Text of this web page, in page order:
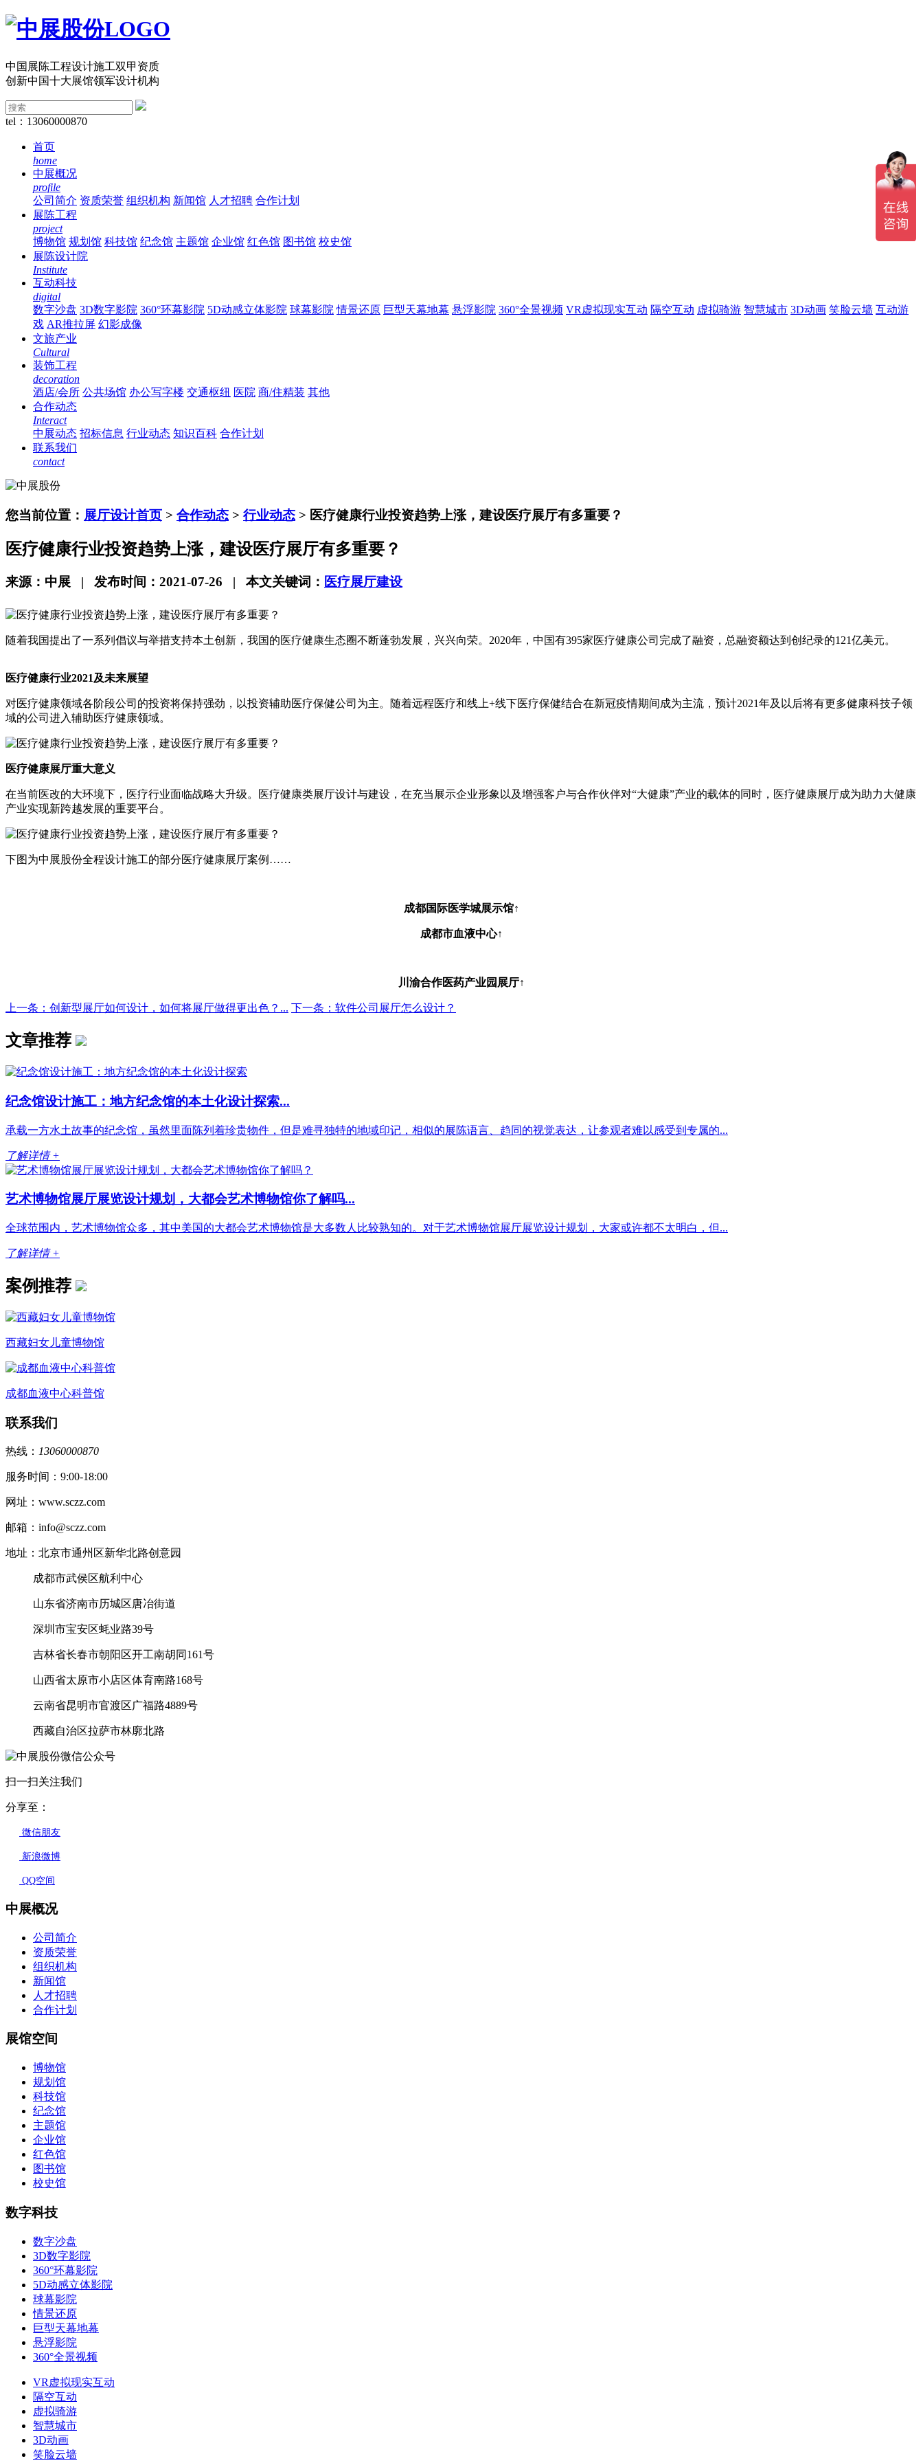
中国展陈工程设计施工双甲资质
创新中国十大展馆领军设计机构
tel：13060000870
首页
home
中展概况
profile
公司简介 资质荣誉 组织机构 新闻馆 人才招聘 合作计划
展陈工程
project
博物馆 规划馆 科技馆 纪念馆 主题馆 企业馆 红色馆 图书馆 校史馆
展陈设计院
Institute
互动科技
digital
数字沙盘 3D数字影院 360°环幕影院 5D动感立体影院 球幕影院 情景还原 巨型天幕地幕 悬浮影院 360°全景视频 VR虚拟现实互动 隔空互动 虚拟骑游 智慧城市 3D动画 笑脸云墙 互动游
戏 AR推拉屏 幻影成像
文旅产业
Cultural
装饰工程
decoration
酒店/会所 公共场馆 办公写字楼 交通枢纽 医院 商/住精装 其他
合作动态
Interact
中展动态 招标信息 行业动态 知识百科 合作计划
联系我们
contact
您当前位置： 展厅设计首页 > 合作动态 > 行业动态 > 医疗健康行业投资趋势上涨，建设医疗展厅有多重要？
医疗健康行业投资趋势上涨，建设医疗展厅有多重要？
来源：中展 | 发布时间：2021-07-26 | 本文关键词： 医疗展厅建设
随着我国提出了一系列倡议与举措支持本土创新，我国的医疗健康生态圈不断蓬勃发展，兴兴向荣。2020年，中国有395家医疗健康公司完成了融资，总融资额达到创纪录的121亿美元。
医疗健康行业2021及未来展望
对医疗健康领域各阶段公司的投资将保持强劲，以投资辅助医疗保健公司为主。随着远程医疗和线上+线下医疗保健结合在新冠疫情期间成为主流，预计2021年及以后将有更多健康科技子领
域的公司进入辅助医疗健康领域。
医疗健康展厅重大意义
在当前医改的大环境下，医疗行业面临战略大升级。医疗健康类展厅设计与建设，在充当展示企业形象以及增强客户与合作伙伴对“大健康”产业的载体的同时，医疗健康展厅成为助力大健康
产业实现新跨越发展的重要平台。
下图为中展股份全程设计施工的部分医疗健康展厅案例……
成都国际医学城展示馆↑
成都市血液中心↑
川渝合作医药产业园展厅↑
上一条：创新型展厅如何设计，如何将展厅做得更出色？... 下一条：软件公司展厅怎么设计？
文章推荐
纪念馆设计施工：地方纪念馆的本土化设计探索...
承载一方水土故事的纪念馆，虽然里面陈列着珍贵物件，但是难寻独特的地域印记，相似的展陈语言、趋同的视觉表达，让参观者难以感受到专属的...
了解详情 +
艺术博物馆展厅展览设计规划，大都会艺术博物馆你了解吗...
全球范围内，艺术博物馆众多，其中美国的大都会艺术博物馆是大多数人比较熟知的。对于艺术博物馆展厅展览设计规划，大家或许都不太明白，但...
了解详情 +
案例推荐
西藏妇女儿童博物馆
成都血液中心科普馆
联系我们
热线： 13060000870
服务时间：9:00-18:00
网址：www.sczz.com
邮箱：info@sczz.com
地址：北京市通州区新华北路创意园
成都市武侯区航利中心
山东省济南市历城区唐冶街道
深圳市宝安区蚝业路39号
吉林省长春市朝阳区开工南胡同161号
山西省太原市小店区体育南路168号
云南省昆明市官渡区广福路4889号
西藏自治区拉萨市林廓北路
扫一扫关注我们
分享至：
微信朋友
新浪微博
QQ空间
中展概况
公司简介
资质荣誉
组织机构
新闻馆
人才招聘
合作计划
展馆空间
博物馆
规划馆
科技馆
纪念馆
主题馆
企业馆
红色馆
图书馆
校史馆
数字科技
数字沙盘
3D数字影院
360°环幕影院
5D动感立体影院
球幕影院
情景还原
巨型天幕地幕
悬浮影院
360°全景视频
VR虚拟现实互动
隔空互动
虚拟骑游
智慧城市
3D动画
笑脸云墙